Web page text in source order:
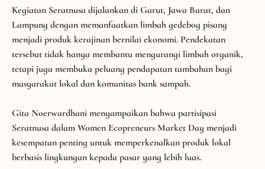
Kegiatan Seratnusa dijalankan di Garut, Jawa Barat, dan
Lampung dengan memanfaatkan limbah gedebog pisang
menjadi produk kerajinan bernilai ekonomi. Pendekatan
tersebut tidak hanya membantu mengurangi limbah organik,
tetapi juga membuka peluang pendapatan tambahan bagi
Gita Noerwardhani menyampaikan bahwa partisipasi
Seratnusa dalam Women Ecopreneurs Market Day menjadi
kesempatan penting untuk memperkenalkan produk lokal